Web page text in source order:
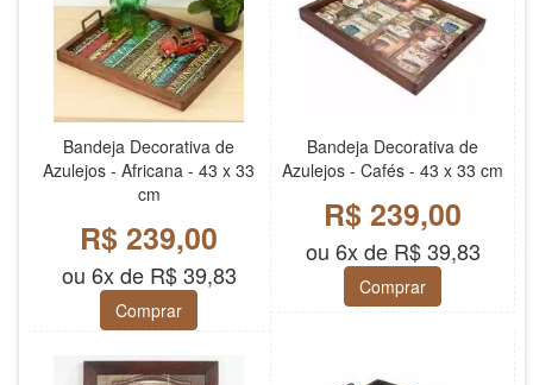
Bandeja Decorativa de
Azulejos - Africana - 43 x 33
cm
R$ 239,00
ou 6x de R$ 39,83
Comprar
Bandeja Decorativa de
Azulejos - Cafés - 43 x 33 cm
R$ 239,00
ou 6x de R$ 39,83
Comprar